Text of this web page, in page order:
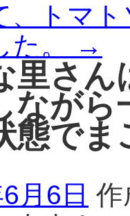
、トマ
た。
→
里さ
ながら
態で
月6日 作